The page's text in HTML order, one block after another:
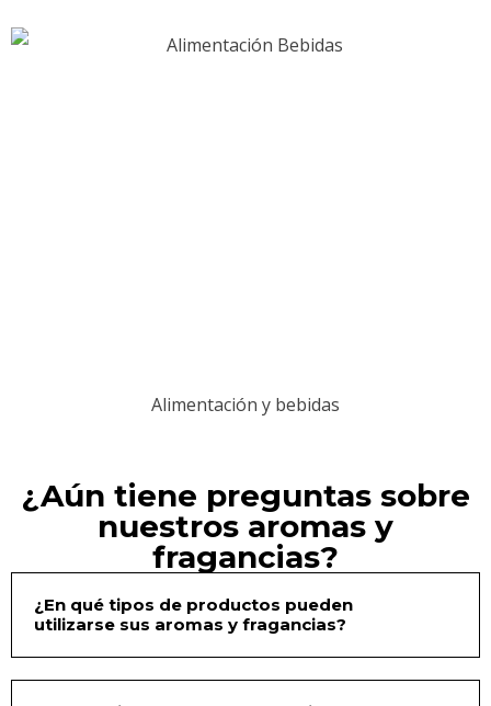
Alimentación y bebidas
¿Aún tiene preguntas sobre
nuestros aromas y
fragancias?
¿En qué tipos de productos pueden
utilizarse sus aromas y fragancias?